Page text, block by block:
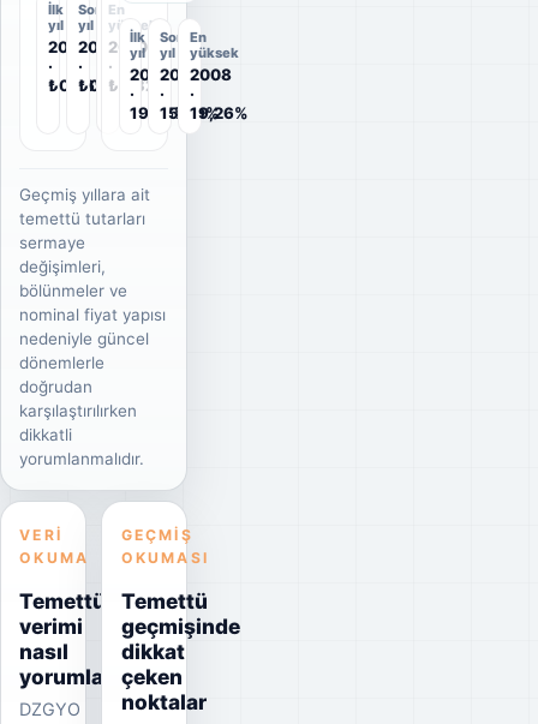
İlk
yıl
2008
·
₺0,2697
Son
yıl
2010
·
₺0,32
En
yüksek
2010
·
₺0,32
İlk
yıl
2008
·
19,26%
Son
yıl
2010
·
15,69%
En
yüksek
2008
·
19,26%
Geçmiş yıllara ait
temettü tutarları
sermaye
değişimleri,
bölünmeler ve
nominal fiyat yapısı
nedeniyle güncel
dönemlerle
doğrudan
karşılaştırılırken
dikkatli
yorumlanmalıdır.
VERI
OKUMA
Temettü
verimi
nasıl
yorumlanmalı?
DZGYO
GEÇMIŞ
OKUMASI
Temettü
geçmişinde
dikkat
çeken
noktalar